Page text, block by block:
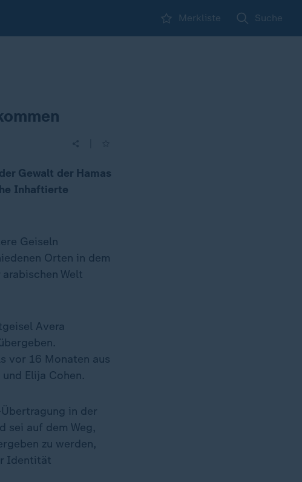
Merkliste Suche
Gewalt der Hamas
Inhaftierte
Geiseln
Orten in dem
arabischen Welt
Avera
vor 16 Monaten aus
Elija Cohen.
in der
sei auf dem Weg,
zu werden,
Identität